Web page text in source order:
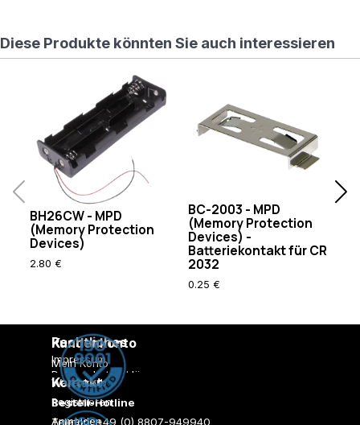
Diese Produkte könnten Sie auch interessieren
BH26CW - MPD
(Memory Protection
Devices)
2.80 €
BC-2003 - MPD
(Memory Protection
Devices) -
Batteriekontakt für CR
2032
0.25 €
Kundenkonto
Mein Konto
Warenkorb
Registrieren
Anmelden
Kontakt
Bestell-Hotline
Telefon: +49 (0) 8807-949940
Rechtliches
Impressum
Datenschutzerklärung
AGB
Versandkosten
Zahlungsarten